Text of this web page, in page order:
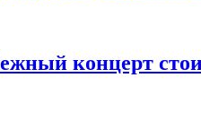
концерт